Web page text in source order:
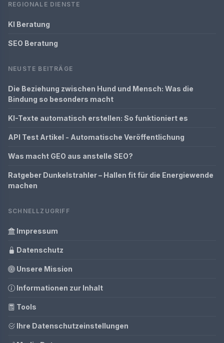
REGIONALE DIENSTE
KI Beratung
SEO Beratung
NEUSTE BEITRÄGE
Die Beziehung zwischen Hund und Mensch: Was die
Bindung so besonders macht
KI-Texte automatisch erstellen: So funktioniert es
API Test Artikel - Automatische Veröffentlichung
Was macht GEO aus anstelle SEO?
Ratgeber Dunkelstrahler – Hallen fit für die Energiewende
machen
SCHNELLZUGRIFF
Impressum
Datenschutz
Unsere Mission
Informationen zur Inhalt
Tools
Ihre Datenschutzeinstellungen